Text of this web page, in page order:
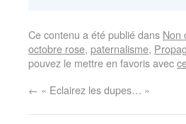
Ce contenu a été publié dans Non
octobre rose, paternalisme,
pouvez le mettre en favoris avec
← « Eclairez les dupes… »